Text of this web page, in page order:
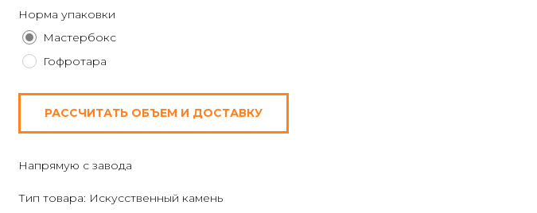
Норма упаковки
Мастербокс
Гофротара
РАССЧИТАТЬ ОБЪЕМ И ДОСТАВКУ
Напрямую с завода
Тип товара: Искусственный камень